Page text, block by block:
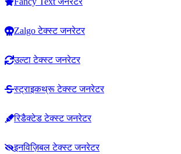
Zalgo टेक्स्ट जनरेटर
उल्टा टेक्स्ट जनरेटर
स्ट्राइकथ्रू टेक्स्ट जनरेटर
रिडैक्टेड टेक्स्ट जनरेटर
इनविज़िबल टेक्स्ट जनरेटर